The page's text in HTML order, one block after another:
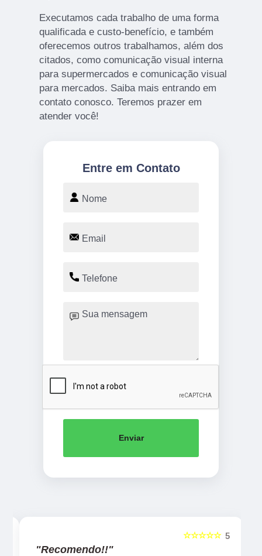
Executamos cada trabalho de uma forma
qualificada e custo-benefício, e também
oferecemos outros trabalhamos, além dos
citados, como comunicação visual interna
para supermercados e comunicação visual
para mercados. Saiba mais entrando em
contato conosco. Teremos prazer em
atender você!
Entre em Contato
Enviar
5
☆☆☆☆☆
"Recomendo!!"